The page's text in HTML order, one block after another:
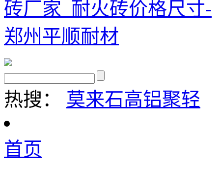
热搜： 莫来石高铝聚轻
首页